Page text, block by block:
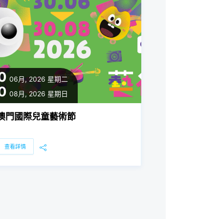
06月, 2026 星期二
08月, 2026 星期日
門國際兒童藝術節
查看詳情